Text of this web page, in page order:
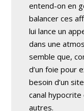
entend-on en
balancer ces
lui lance un
dans une
semble que,
d’un foie pour
besoin d’un
canal hypocrite
autres.